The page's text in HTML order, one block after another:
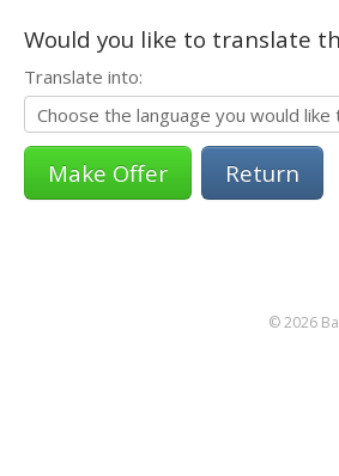
Would you like to translate
Translate into:
Return
© 2026